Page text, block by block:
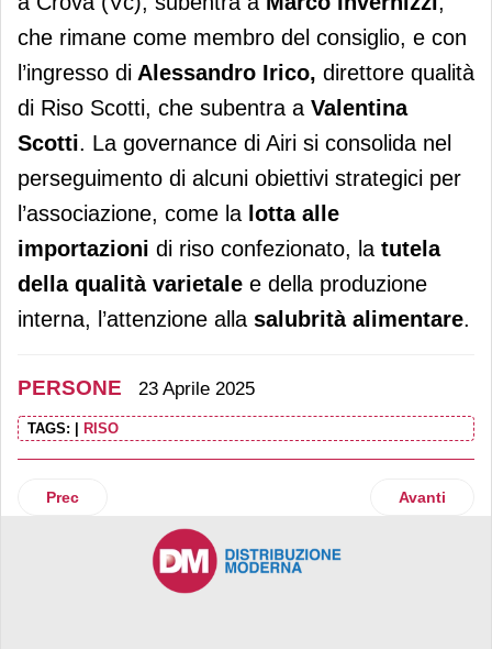
che rimane come membro del consiglio, e con
l’ingresso di Alessandro Irico, direttore qualità
di Riso Scotti, che subentra a Valentina
Scotti. La governance di Airi si consolida nel
perseguimento di alcuni obiettivi strategici per
l’associazione, come la lotta alle
importazioni di riso confezionato, la tutela
della qualità varietale e della produzione
interna, l’attenzione alla salubrità alimentare.
PERSONE 23 Aprile 2025
TAGS: RISO
Articolo precedente: Antje Müller De Leo è la nuova ad di
Prec Articolo
Avanti